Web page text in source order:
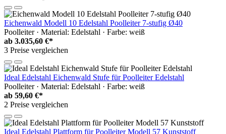
Eichenwald Modell 10 Edelstahl Poolleiter 7-stufig Ø40
Poolleiter · Material: Edelstahl · Farbe: weiß
ab 3.035,60 €*
3 Preise vergleichen
Ideal Edelstahl Eichenwald Stufe für Poolleiter Edelstahl
Poolleiter · Material: Edelstahl · Farbe: weiß
ab 59,60 €*
2 Preise vergleichen
Ideal Edelstahl Plattform für Poolleiter Modell 57 Kunststoff